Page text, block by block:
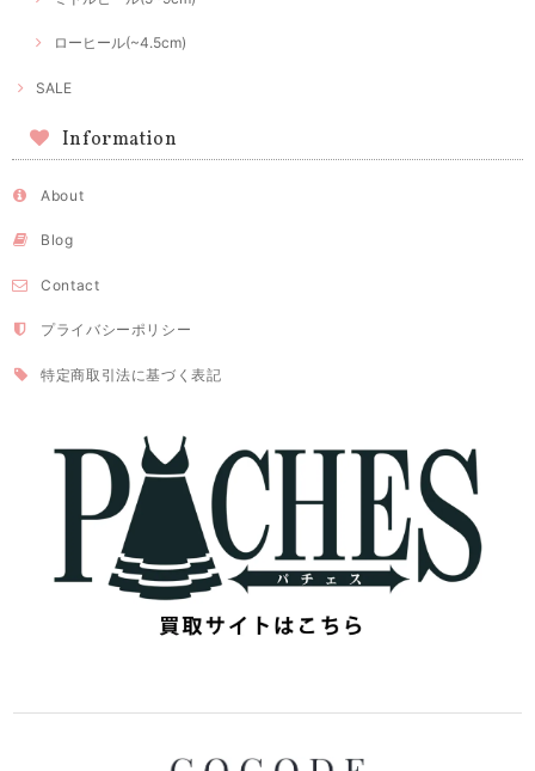
ローヒール(~4.5cm)
SALE
Information
About
Blog
Contact
プライバシーポリシー
特定商取引法に基づく表記